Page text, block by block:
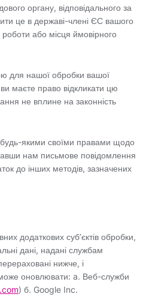
органу, відповідального за
це в державі-члені ЄС вашого
або місця ймовірного
для нашої обробки вашої
маєте право відкликати цю
не вплине на законність
якими своїми правами щодо
нам письмове повідомлення
до інших методів, зазначених
додаткових суб’єктів обробки,
дані, надані службам
нижче, і
оновлювати: a. Веб-служби
) б. Google Inc.